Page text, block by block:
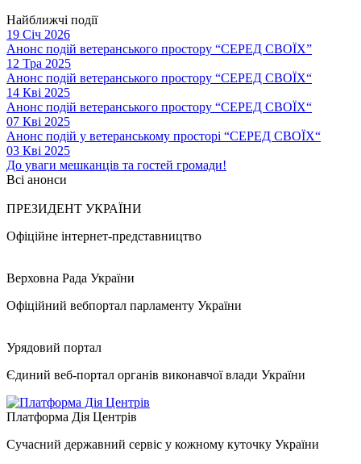
Найближчі події
19 Січ 2026
Анонс подій ветеранського простору “СЕРЕД СВОЇХ”
12 Тра 2025
Анонс подій ветеранського простору “СЕРЕД СВОЇХ“
14 Кві 2025
Анонс подій ветеранського простору “СЕРЕД СВОЇХ“
07 Кві 2025
Анонс подій у ветеранському просторі “СЕРЕД СВОЇХ“
03 Кві 2025
До уваги мешканців та гостей громади!
Всі анонси
ПРЕЗИДЕНТ УКРАЇНИ
Офіційне інтернет-представництво
Верховна Рада України
Офіційний вебпортал парламенту України
Урядовий портал
Єдиний веб-портал органів виконавчої влади України
Платформа Дія Центрів
Сучасний державний сервіс у кожному куточку України